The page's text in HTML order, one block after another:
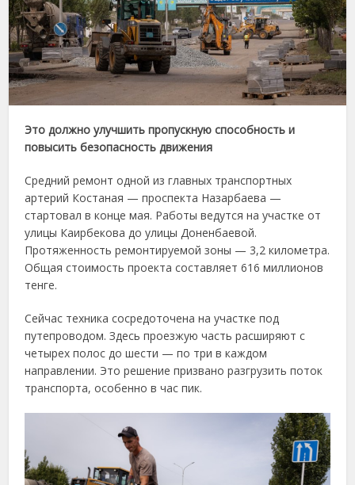
Это должно улучшить пропускную способность и
повысить безопасность движения
Средний ремонт одной из главных транспортных
артерий Костаная — проспекта Назарбаева —
стартовал в конце мая. Работы ведутся на участке от
улицы Каирбекова до улицы Доненбаевой.
Протяженность ремонтируемой зоны — 3,2 километра.
Общая стоимость проекта составляет 616 миллионов
тенге.
Сейчас техника сосредоточена на участке под
путепроводом. Здесь проезжую часть расширяют с
четырех полос до шести — по три в каждом
направлении. Это решение призвано разгрузить поток
транспорта, особенно в час пик.